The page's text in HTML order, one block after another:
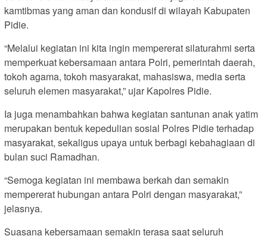
kamtibmas yang aman dan kondusif di wilayah Kabupaten
Pidie.
“Melalui kegiatan ini kita ingin mempererat silaturahmi serta
memperkuat kebersamaan antara Polri, pemerintah daerah,
tokoh agama, tokoh masyarakat, mahasiswa, media serta
seluruh elemen masyarakat,” ujar Kapolres Pidie.
Ia juga menambahkan bahwa kegiatan santunan anak yatim
merupakan bentuk kepedulian sosial Polres Pidie terhadap
masyarakat, sekaligus upaya untuk berbagi kebahagiaan di
bulan suci Ramadhan.
“Semoga kegiatan ini membawa berkah dan semakin
mempererat hubungan antara Polri dengan masyarakat,”
jelasnya.
Suasana kebersamaan semakin terasa saat seluruh